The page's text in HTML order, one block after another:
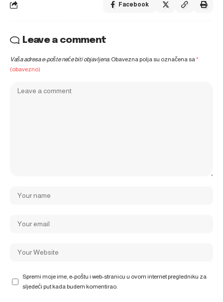
Facebook
Leave a comment
Vaša adresa e-pošte neće biti objavljena. Obavezna polja su označena sa*
(obavezno)
Spremi moje ime, e-poštu i web-stranicu u ovom internet pregledniku za
sljedeći put kada budem komentirao.